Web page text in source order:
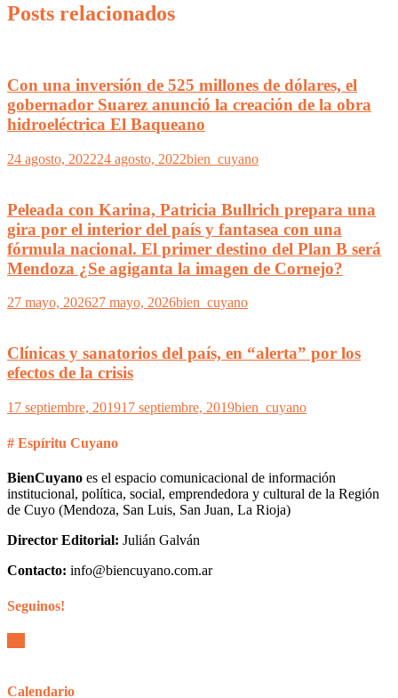
Posts relacionados
Con una inversión de 525 millones de dólares, el
gobernador Suarez anunció la creación de la obra
hidroeléctrica El Baqueano
24 agosto, 202224 agosto, 2022bien_cuyano
Peleada con Karina, Patricia Bullrich prepara una
gira por el interior del país y fantasea con una
fórmula nacional. El primer destino del Plan B será
Mendoza ¿Se agiganta la imagen de Cornejo?
27 mayo, 202627 mayo, 2026bien_cuyano
Clínicas y sanatorios del país, en “alerta” por los
efectos de la crisis
17 septiembre, 201917 septiembre, 2019bien_cuyano
# Espíritu Cuyano
BienCuyano es el espacio comunicacional de información
institucional, política, social, emprendedora y cultural de la Región
de Cuyo (Mendoza, San Luis, San Juan, La Rioja)
Director Editorial: Julián Galván
Contacto: info@biencuyano.com.ar
Seguinos!
Calendario